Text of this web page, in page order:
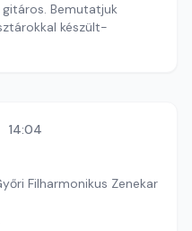
Bemutatjuk
készült-
14:04
Filharmonikus Zenekar